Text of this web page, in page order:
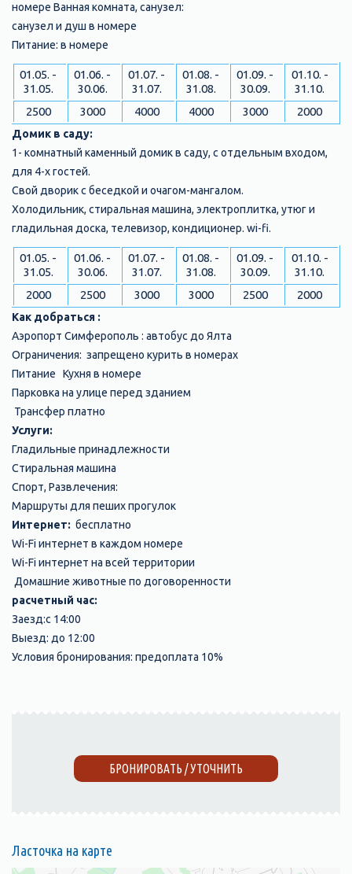
номере Ванная комната, санузел:
санузел и душ в номере
Питание: в номере
01.05. -
31.05.
01.06. -
30.06.
01.07. -
31.07.
01.08. -
31.08.
01.09. -
30.09.
01.10. -
31.10.
2500
3000 4000 4000 3000 2000
Домик в саду:
1- комнатный каменный домик в саду, с отдельным входом,
для 4-х гостей.
Свой дворик с беседкой и очагом-мангалом.
Холодильник, стиральная машина, электроплитка, утюг и
гладильная доска, телевизор, кондиционер. wi-fi.
01.05. -
31.05.
01.06. -
30.06.
01.07. -
31.07.
01.08. -
31.08.
01.09. -
30.09.
01.10. -
31.10.
2000
2500 3000 3000 2500 2000
Как добраться :
Аэропорт Симферополь : автобус до Ялта
Ограничения: запрещено курить в номерах
Питание Кухня в номере
Парковка на улице перед зданием
Трансфер платно
Услуги:
Гладильные принадлежности
Стиральная машина
Спорт, Развлечения:
Маршруты для пеших прогулок
Интернет: бесплатно
Wi-Fi интернет в каждом номере
Wi-Fi интернет на всей территории
Домашние животные по договоренности
расчетный час:
Заезд:с 14:00
Выезд: до 12:00
Условия бронирования: предоплата 10%
БРОНИРОВАТЬ / УТОЧНИТЬ
Ласточка на карте